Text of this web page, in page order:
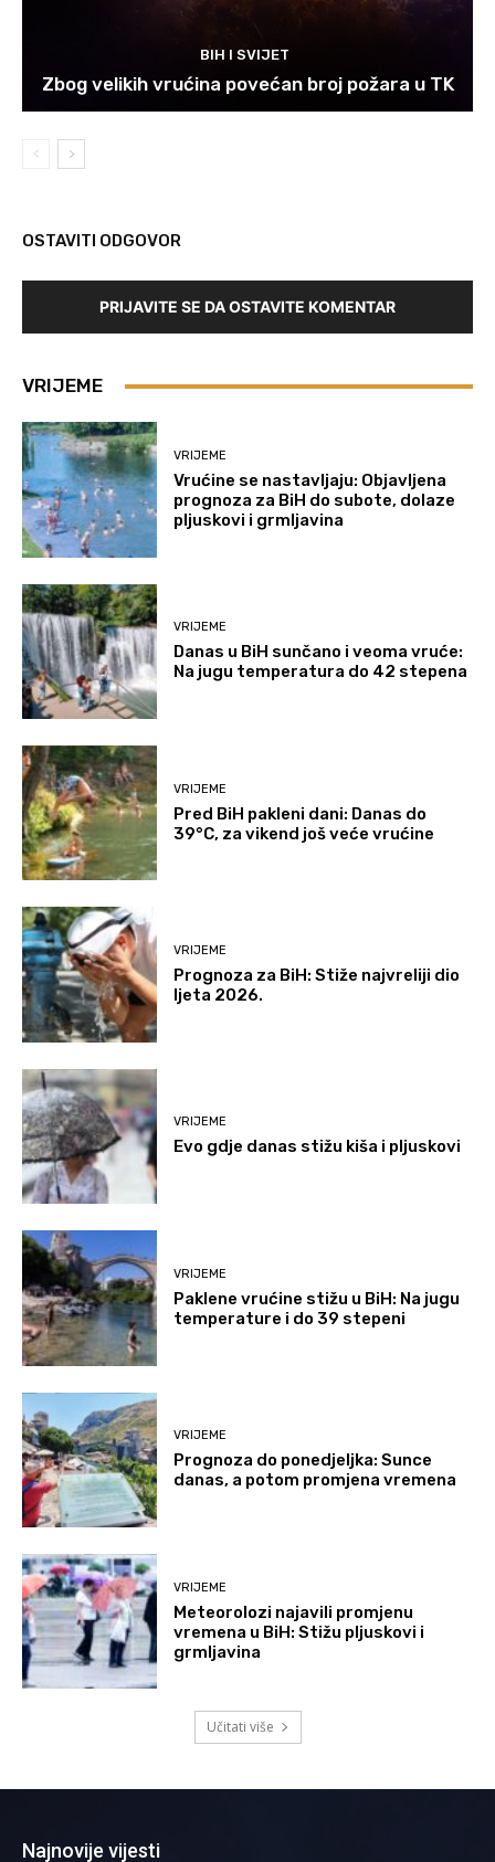
BIH I SVIJET
Zbog velikih vrućina povećan broj požara u TK
OSTAVITI ODGOVOR
PRIJAVITE SE DA OSTAVITE KOMENTAR
VRIJEME
VRIJEME
Vrućine se nastavljaju: Objavljena
prognoza za BiH do subote, dolaze
pljuskovi i grmljavina
VRIJEME
Danas u BiH sunčano i veoma vruće:
Na jugu temperatura do 42 stepena
VRIJEME
Pred BiH pakleni dani: Danas do
39°C, za vikend još veće vrućine
VRIJEME
Prognoza za BiH: Stiže najvreliji dio
ljeta 2026.
VRIJEME
Evo gdje danas stižu kiša i pljuskovi
VRIJEME
Paklene vrućine stižu u BiH: Na jugu
temperature i do 39 stepeni
VRIJEME
Prognoza do ponedjeljka: Sunce
danas, a potom promjena vremena
VRIJEME
Meteorolozi najavili promjenu
vremena u BiH: Stižu pljuskovi i
grmljavina
Učitati više
Najnovije vijesti